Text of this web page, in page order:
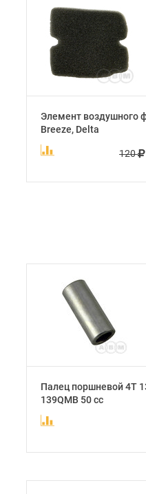
Элемент воздушного
Breeze, Delta
120
Палец поршневой 4Т
139QMB 50 сс